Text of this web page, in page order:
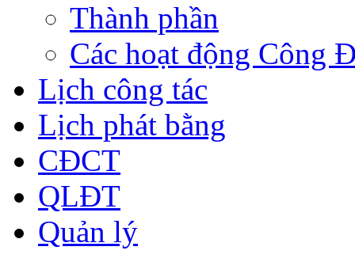
Thành phần
Các hoạt động Công
Lịch công tác
Lịch phát bằng
CĐCT
QLĐT
Quản lý